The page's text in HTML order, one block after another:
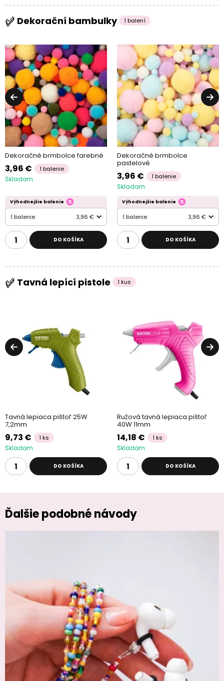
Dekorační bambulky 1 balení
Dekoračné brmbolce farebné
3,96 € 1 balenie
Skladom
Výhodnejšie balenie
1 balenie 3,96 €
DO KOŠÍKA
Dekoračné brmbolce
pastelové
3,96 € 1 balenie
Skladom
Výhodnejšie balenie
1 balenie 3,96 €
DO KOŠÍKA
Tavná lepící pistole 1 kus
Tavná lepiaca pištoľ 25W
7,2mm
9,73 € 1 ks
Skladom
DO KOŠÍKA
Ružová tavná lepiaca pištoľ
40W 11mm
14,18 € 1 ks
Skladom
DO KOŠÍKA
Ďalšie podobné návody